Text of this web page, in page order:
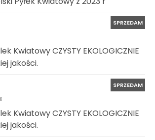
SPRZEDAM
Kwiatowy CZYSTY EKOLOGICZNIE
jakości.
SPRZEDAM
Kwiatowy CZYSTY EKOLOGICZNIE
jakości.